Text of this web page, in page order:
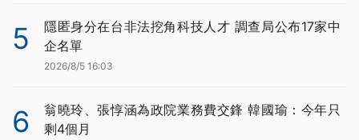
5
隱匿身分在台非法挖角科技人才 調查局公布17家中
企名單
2026/8/5 16:03
6
翁曉玲、張惇涵為政院業務費交鋒 韓國瑜：今年只
剩4個月